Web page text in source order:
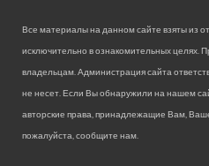
Все материалы на данном сайте взяты из
исключительно в ознакомительных целях.
владельцам. Администрация сайта
не несет. Если Вы обнаружили на нашем
авторские права, принадлежащие Вам,
пожалуйста, сообщите нам.